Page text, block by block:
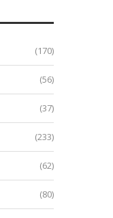
(170)
(56)
(37)
(233)
(62)
(80)